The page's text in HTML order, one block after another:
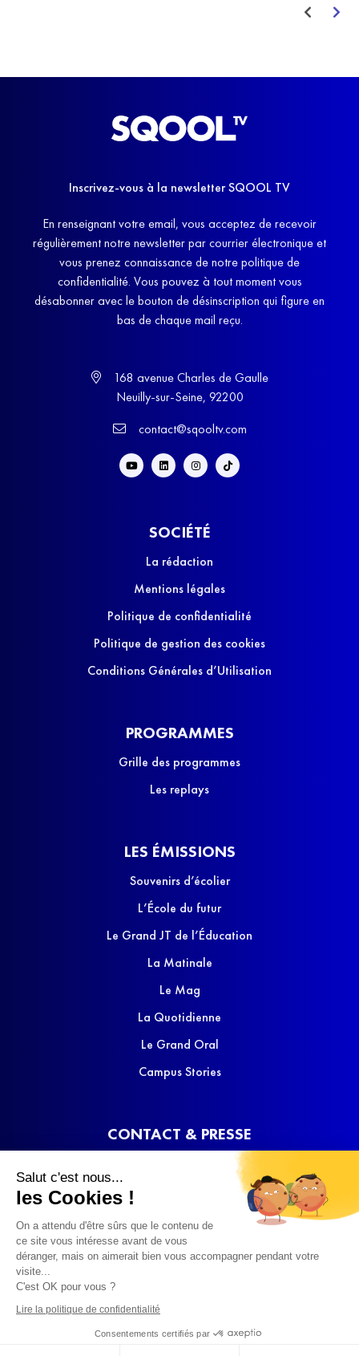
Salut c'est nous...
les Cookies !
On a attendu d'être sûrs que le contenu de
ce site vous intéresse avant de vous
déranger, mais on aimerait bien vous accompagner pendant votre
visite...
C'est OK pour vous ?
Lire la politique de confidentialité
Consentements certifiés par
Inscrivez-vous à la newsletter SQOOL TV
En renseignant votre email, vous acceptez de recevoir
régulièrement notre newsletter par courrier électronique et
vous prenez connaissance de notre politique de
confidentialité. Vous pouvez à tout moment vous
désabonner avec le bouton de désinscription qui figure en
bas de chaque mail reçu.
168 avenue Charles de Gaulle
Neuilly-sur-Seine, 92200
contact@sqooltv.com
SOCIÉTÉ
La rédaction
Mentions légales
Politique de confidentialité
Politique de gestion des cookies
Conditions Générales d’Utilisation
PROGRAMMES
Grille des programmes
Les replays
LES ÉMISSIONS
Souvenirs d’écolier
L’École du futur
Le Grand JT de l’Éducation
La Matinale
Le Mag
La Quotidienne
Le Grand Oral
Campus Stories
CONTACT & PRESSE